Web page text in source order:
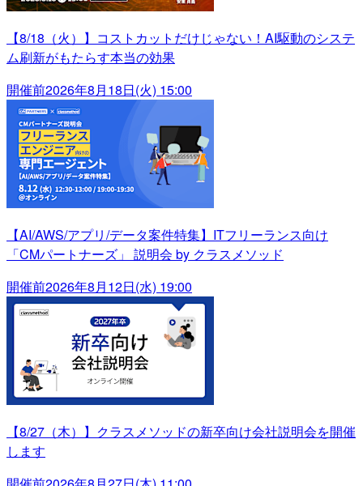
【8/18（火）】コストカットだけじゃない！AI駆動のシステ
ム刷新がもたらす本当の効果
開催前2026年8月18日(火) 15:00
【AI/AWS/アプリ/データ案件特集】ITフリーランス向け
「CMパートナーズ」 説明会 by クラスメソッド
開催前2026年8月12日(水) 19:00
【8/27（木）】クラスメソッドの新卒向け会社説明会を開催
します